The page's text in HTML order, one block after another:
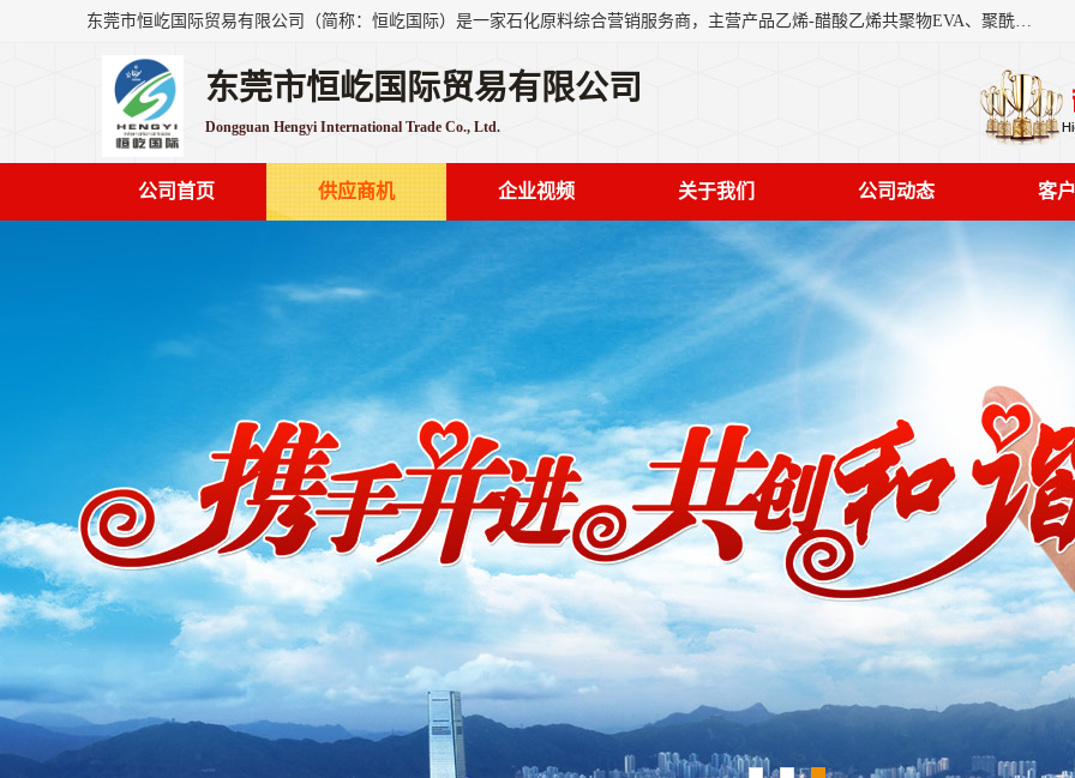
东莞市恒屹国际贸易有限公司（简称：恒屹国际）是一家石化原料综合营销服务商，主营产品乙烯-醋酸乙烯共聚物EVA、聚酰胺PA（尼龙）、醚酯型热塑弹性体TPEE等，公司秉承以市场为导向的战略思想，致力于大宗石化原料在中国市场的营销服务业务，为客户提供一站式的全面服务。
东莞市恒屹国际贸易有限公司
Dongguan Hengyi International Trade Co., Ltd.
公司首页 供应商机 企业视频 关于我们 公司动态 客